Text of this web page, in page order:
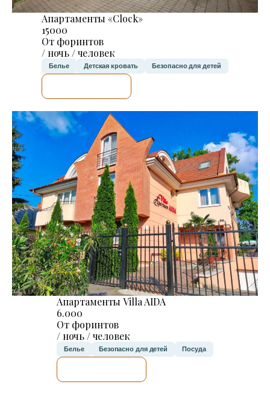
Апартаменты «Clock»
15000
От форинтов
/ ночь / человек
Белье Детская кровать Безопасно для детей
Апартаменты Villa AIDA
6.000
От форинтов
/ ночь / человек
Белье Безопасно для детей Посуда